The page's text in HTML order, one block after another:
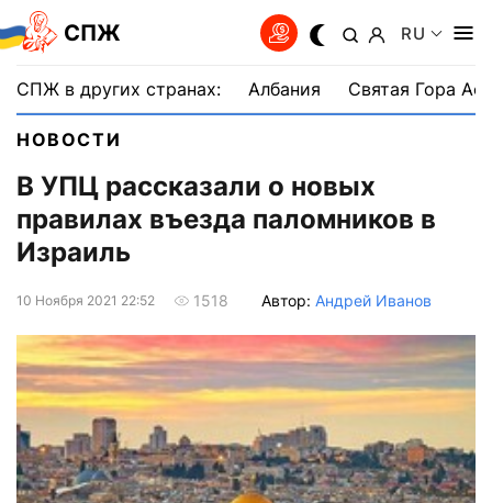
СПЖ RU
СПЖ в других странах: Албания Святая Гора
НОВОСТИ
В УПЦ рассказали о новых
правилах въезда паломников в
Израиль
10 Ноября 2021 22:52 1518 Автор: Андрей Иванов